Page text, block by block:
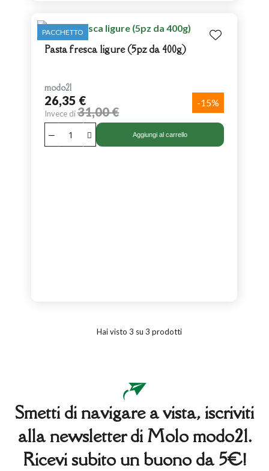
Pasta fresca ligure (5pz da 400g)
modo21
26,35 €
Invece di31,00 €
-15%
Aggiungi al carrello
PACCHETTO
Hai visto 3 su 3 prodotti
Smetti di navigare a vista, iscriviti
alla newsletter di Molo modo21.
Ricevi subito un buono da 5€!